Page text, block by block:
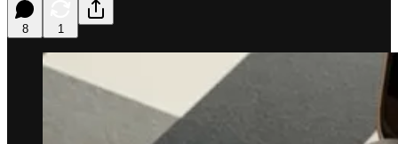
8 1